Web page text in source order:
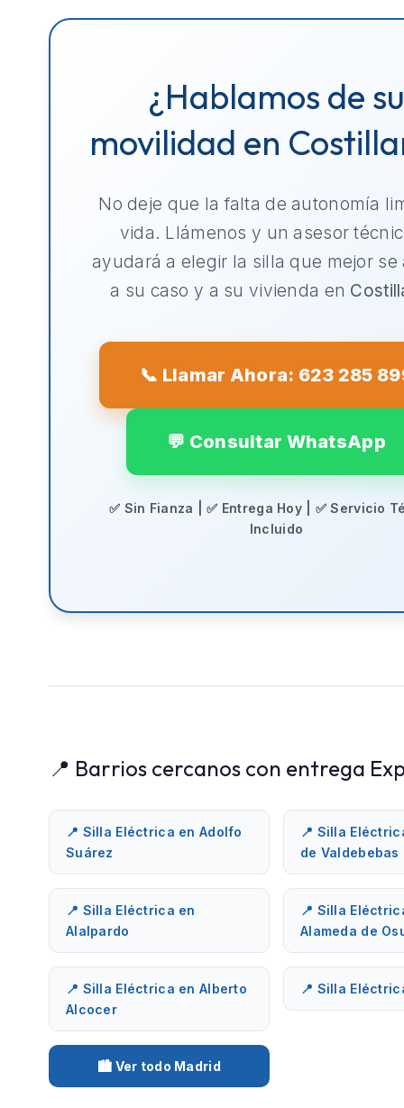
¿Hablamos de su
movilidad en
No deje que la falta de autonomía
vida. Llámenos y un asesor
ayudará a elegir la silla que mejor se
a su caso y a su vivienda en
📞 Llamar Ahora: 623 285
💬 Consultar WhatsApp
✅ Sin Fianza | ✅ Entrega Hoy | ✅ Servicio
Incluido
📍 Barrios cercanos con entrega
📍 Silla Eléctrica en Adolfo
Suárez
📍 Silla
de Valdebebas
📍 Silla Eléctrica en
Alalpardo
📍 Silla
Alameda de
📍 Silla Eléctrica en Alberto
Alcocer
📍 Silla
🏙️ Ver todo Madrid